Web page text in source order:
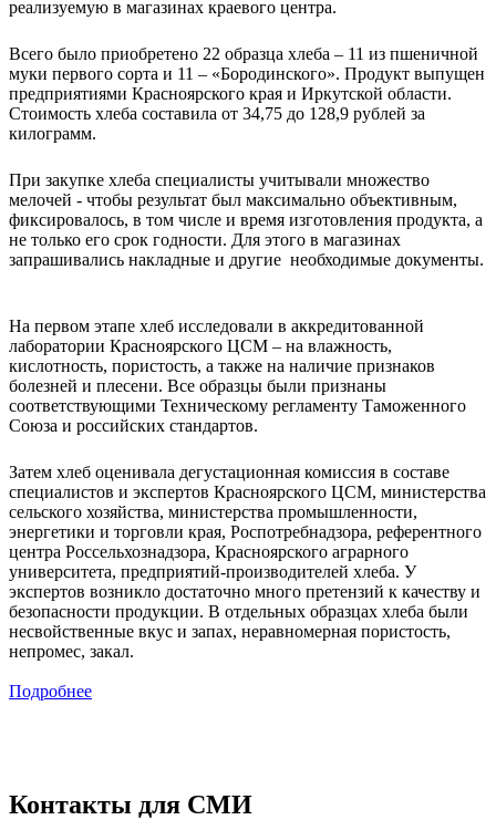
реализуемую в магазинах краевого центра.
Всего было приобретено 22 образца хлеба – 11 из пшеничной
муки первого сорта и 11 – «Бородинского». Продукт выпущен
предприятиями Красноярского края и Иркутской области.
Стоимость хлеба составила от 34,75 до 128,9 рублей за
килограмм.
При закупке хлеба специалисты учитывали множество
мелочей - чтобы результат был максимально объективным,
фиксировалось, в том числе и время изготовления продукта, а
не только его срок годности. Для этого в магазинах
запрашивались накладные и другие необходимые документы.
На первом этапе хлеб исследовали в аккредитованной
лаборатории Красноярского ЦСМ – на влажность,
кислотность, пористость, а также на наличие признаков
болезней и плесени. Все образцы были признаны
соответствующими Техническому регламенту Таможенного
Союза и российских стандартов.
Затем хлеб оценивала дегустационная комиссия в составе
специалистов и экспертов Красноярского ЦСМ, министерства
сельского хозяйства, министерства промышленности,
энергетики и торговли края, Роспотребнадзора, референтного
центра Россельхознадзора, Красноярского аграрного
университета, предприятий-производителей хлеба. У
экспертов возникло достаточно много претензий к качеству и
безопасности продукции. В отдельных образцах хлеба были
несвойственные вкус и запах, неравномерная пористость,
непромес, закал.
Подробнее
Контакты для СМИ